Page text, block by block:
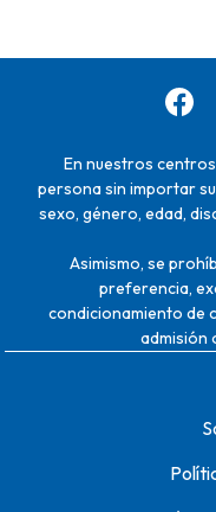
En nuestros
persona sin importar
sexo, género, edad,
Asimismo, se
preferencia,
condicionamiento de
admisión